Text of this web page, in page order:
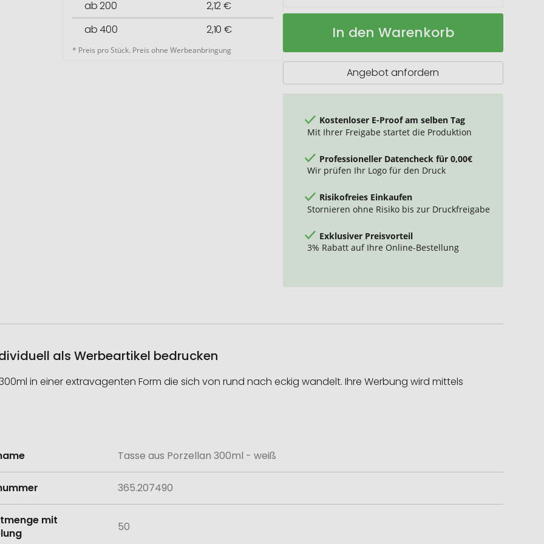
ab 200
2,12 €
ab 400
2,10 €
* Preis pro Stück. Preis ohne Werbeanbringung
Tasse
300ml
Auf
In den Warenkorb
Angebot anfordern
Kostenloser E-Proof am selben Tag
Mit Ihrer Freigabe startet die Produktion
Professioneller Datencheck für 0,00€
Wir prüfen Ihr Logo für den Druck
Risikofreies Einkaufen
Stornieren ohne Risiko bis zur Druckfreigabe
Exklusiver Preisvorteil
3% Rabatt auf Ihre Online-Bestellung
als Werbeartikel bedrucken
in einer extravagenten Form die sich von rund nach eckig wandelt. Ihre Werbung wird mittels
Tasse aus Porzellan 300ml - weiß
365.207490
mit
50